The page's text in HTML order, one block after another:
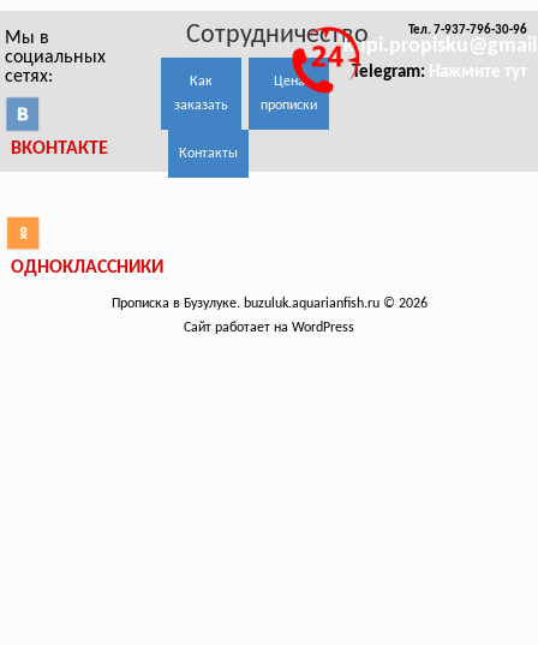
Мы в
социальных
сетях:
ВКОНТАКТЕ
ОДНОКЛАССНИКИ
Сотрудничество
Как
заказать
Цена
прописки
Контакты
Тел. 7-937-796-30-96
Telegram: Нажмите тут
Прописка в Бузулуке. buzuluk.aquarianfish.ru © 2026
Сайт работает на WordPress